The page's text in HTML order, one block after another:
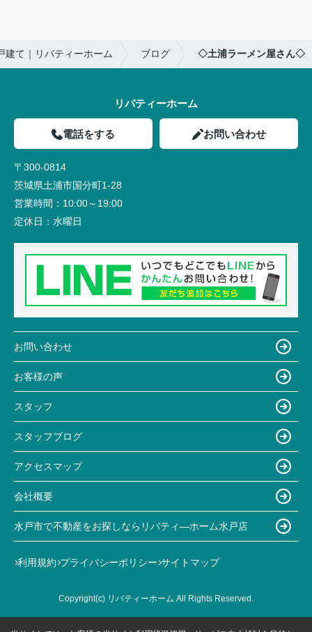
建て｜リバティーホーム ブログ ◇土浦ラーメン屋さん◇
リバティーホーム
電話をする お問い合わせ
〒300-0814
茨城県土浦市国分町1-28
営業時間： 10:00～19:00
定休日： 水曜日
お問い合わせ
お客様の声
スタッフ
スタッフブログ
アクセスマップ
会社概要
水戸市で不動産をお探しならリバティ―ホーム水戸店
利用規約 プライバシーポリシー サイトマップ
Copyright(c) リバティーホーム All Rights Reserved.